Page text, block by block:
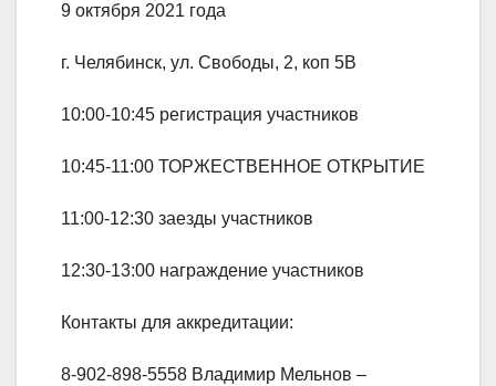
9 октября 2021 года
г. Челябинск, ул. Свободы, 2, коп 5В
10:00-10:45 регистрация участников
10:45-11:00 ТОРЖЕСТВЕННОЕ ОТКРЫТИЕ
11:00-12:30 заезды участников
12:30-13:00 награждение участников
Контакты для аккредитации:
8-902-898-5558 Владимир Мельнов –